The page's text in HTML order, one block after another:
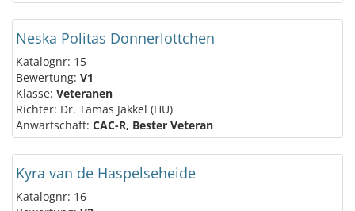
Neska Politas Donnerlottchen
Katalognr: 15
Bewertung: V1
Klasse: Veteranen
Richter: Dr. Tamas Jakkel (HU)
Anwartschaft: CAC-R, Bester Veteran
Kyra van de Haspelseheide
Katalognr: 16